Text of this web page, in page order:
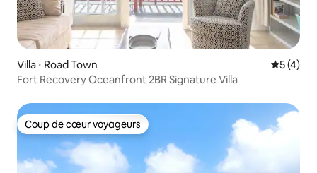
Villa ⋅ Road Town
5 (4)
Fort Recovery Oceanfront 2BR Signature Villa
Coup de cœur voyageurs
Coup de cœur voyageurs